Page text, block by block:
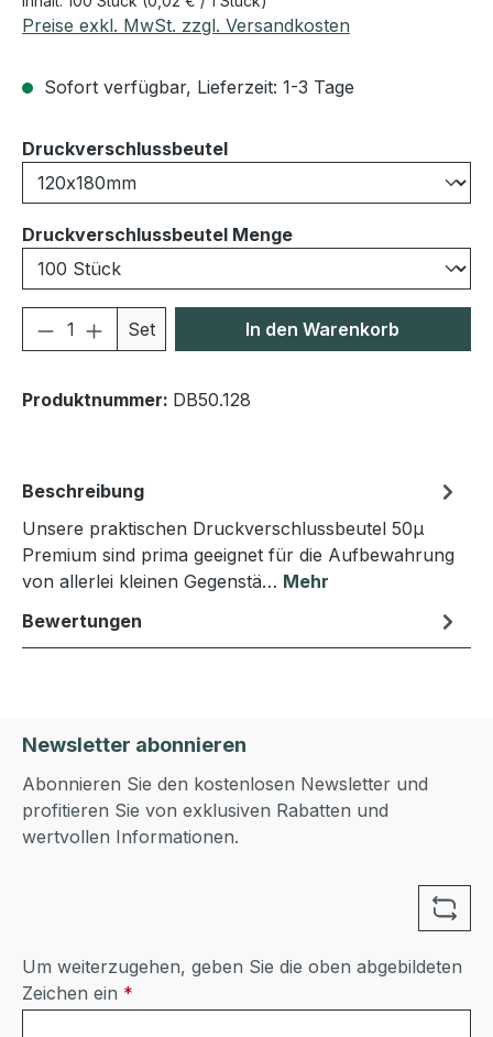
Preise exkl. MwSt. zzgl. Versandkosten
Sofort verfügbar, Lieferzeit: 1-3 Tage
Druckverschlussbeutelauswählen
Druckverschlussbeutel Mengeauswählen
Produkt Anzahl: Gib den
Set In den Warenkorb
Produktnummer: DB50.128
Beschreibung
Unsere praktischen Druckverschlussbeutel 50μ
Premium sind prima geeignet für die Aufbewahrung
von allerlei kleinen Gegenstä… Mehr
Bewertungen
Newsletter abonnieren
Abonnieren Sie den kostenlosen Newsletter und
profitieren Sie von exklusiven Rabatten und
wertvollen Informationen.
Um weiterzugehen, geben Sie die oben abgebildeten
Zeichen ein *